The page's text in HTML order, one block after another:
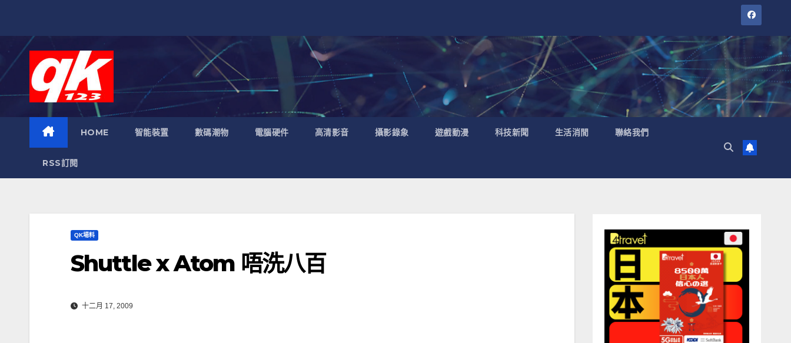
HOME 智能裝置 數碼潮物 電腦硬件 高清影音 攝影錄象 遊戲動漫 科技新聞 生活消閒 聯絡我們
RSS訂閱
QK場料
Shuttle x Atom 唔洗八百
十二月 17, 2009